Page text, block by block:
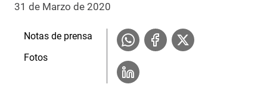
31 de Marzo de 2020
Notas de prensa
Fotos